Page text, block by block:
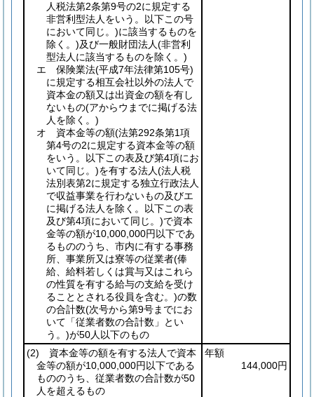
人税法第2条第9号の2に規定する
非営利型法人をいう。以下この号
において同じ。)に該当するものを
除く。)及び一般財団法人(非営利
型法人に該当するものを除く。)
エ 保険業法(平成7年法律第105号)
に規定する相互会社以外の法人で
資本金の額又は出資金の額を有し
ないもの(アからウまでに掲げる法
人を除く。)
オ 資本金等の額(法第292条第1項
第4号の2に規定する資本金等の額
をいう。以下この表及び第4項にお
いて同じ。)を有する法人(法人税
法別表第2に規定する独立行政法人
で収益事業を行わないもの及びエ
に掲げる法人を除く。以下この表
及び第4項において同じ。)で資本
金等の額が10,000,000円以下であ
るもののうち、市内に有する事務
所、事業所又は寮等の従業者(俸
給、給料若しくは賞与又はこれら
の性質を有する給与の支給を受け
ることとされる役員を含む。)の数
の合計数(次号から第9号までにお
いて「従業者数の合計数」とい
う。)が50人以下のもの
(2) 資本金等の額を有する法人で資本
金等の額が10,000,000円以下である
もののうち、従業者数の合計数が50
人を超えるもの
年額
144,000円